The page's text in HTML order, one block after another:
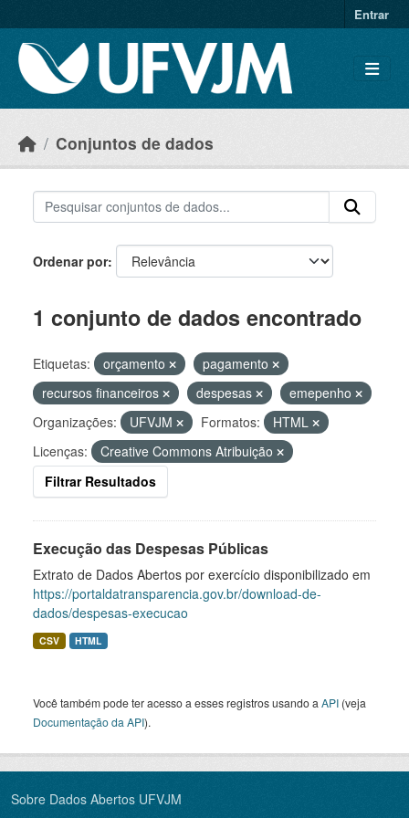
Entrar
Conjuntos de dados
Ordenar por
1 conjunto de dados encontrado
Etiquetas: orçamento
pagamento
recursos financeiros
despesas
emepenho
Organizações:
UFVJM Formatos:
HTML
Licenças:
Creative Commons Atribuição
Filtrar Resultados
Execução das Despesas Públicas
Extrato de Dados Abertos por exercício disponibilizado em
https://portaldatransparencia.gov.br/download-de-
dados/despesas-execucao
CSV HTML
Você também pode ter acesso a esses registros usando a API (veja
Documentação da API).
Sobre Dados Abertos UFVJM